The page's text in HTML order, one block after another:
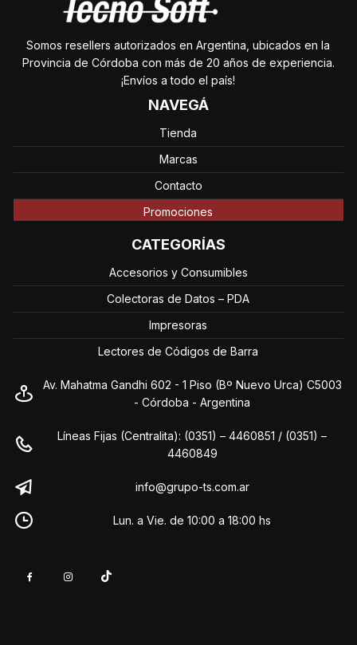
Somos resellers autorizados en Argentina, ubicados en la
Provincia de Córdoba con más de 20 años de experiencia.
¡Envíos a todo el país!
NAVEGÁ
Tienda
Marcas
Contacto
Promociones
CATEGORÍAS
Accesorios y Consumibles
Colectoras de Datos – PDA
Impresoras
Lectores de Códigos de Barra
Av. Mahatma Gandhi 602 - 1 Piso (Bº Nuevo Urca) C5003
- Córdoba - Argentina
Líneas Fijas (Centralita): (0351) – 4460851 / (0351) –
4460849
info@grupo-ts.com.ar
Lun. a Vie. de 10:00 a 18:00 hs